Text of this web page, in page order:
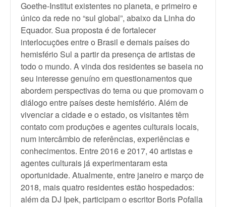
Goethe-Institut existentes no planeta, e primeiro e
único da rede no “sul global”, abaixo da Linha do
Equador. Sua proposta é de fortalecer
interlocuções entre o Brasil e demais países do
hemisfério Sul a partir da presença de artistas de
todo o mundo. A vinda dos residentes se baseia no
seu interesse genuíno em questionamentos que
abordem perspectivas do tema ou que promovam o
diálogo entre países deste hemisfério. Além de
vivenciar a cidade e o estado, os visitantes têm
contato com produções e agentes culturais locais,
num intercâmbio de referências, experiências e
conhecimentos. Entre 2016 e 2017, 40 artistas e
agentes culturais já experimentaram esta
oportunidade. Atualmente, entre janeiro e março de
2018, mais quatro residentes estão hospedados:
além da DJ Ipek, participam o escritor Boris Pofalla